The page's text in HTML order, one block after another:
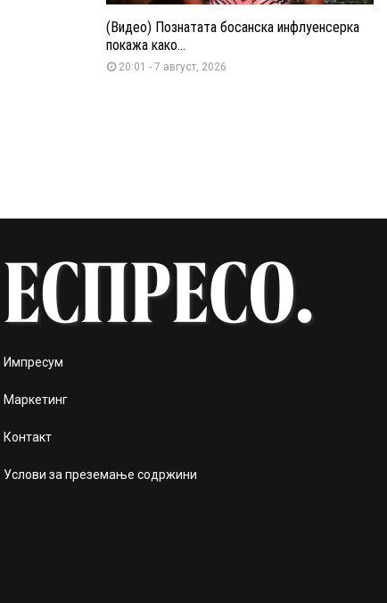
(Видео) Познатата босанска инфлуенсерка
покажа како...
20:01 - 7 август, 2026
Импресум
Маркетинг
Контакт
Услови за преземање содржини